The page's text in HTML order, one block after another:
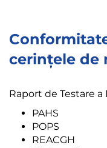
cerințele de
Raport de Testare
PAHS
POPS
REACGH